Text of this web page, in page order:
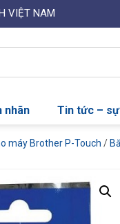
VIỆT NAM
nhãn Tin tức –
máy Brother P-Touch /